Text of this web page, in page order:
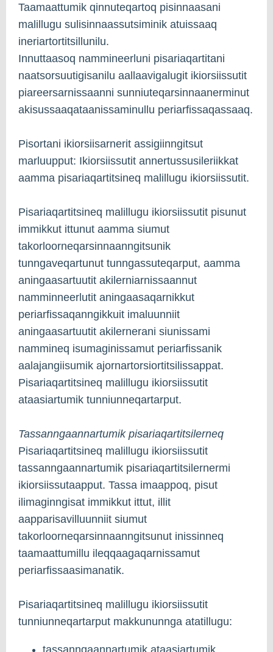
Taamaattumik qinnuteqartoq pisinnaasani
malillugu sulisinnaassutsiminik atuissaaq
ineriartortitsillunilu.
Innuttaasoq nammineerluni pisariaqartitani
naatsorsuutigisanilu aallaavigalugit ikiorsiissutit
piareersarnissaanni sunniuteqarsinnaanerminut
akisussaaqataanissaminullu periarfissaqassaaq.
Pisortani ikiorsiisarnerit assigiinngitsut
marluupput: Ikiorsiissutit annertussusileriikkat
aamma pisariaqartitsineq malillugu ikiorsiissutit.
Pisariaqartitsineq malillugu ikiorsiissutit pisunut
immikkut ittunut aamma siumut
takorloorneqarsinnaanngitsunik
tunngaveqartunut tunngassuteqarput, aamma
aningaasartuutit akilerniarnissaannut
namminneerlutit aningaasaqarnikkut
periarfissaqanngikkuit imaluunniit
aningaasartuutit akilernerani siunissami
nammineq isumaginissamut periarfissanik
aalajangiisumik ajornartorsiortitsilissappat.
Pisariaqartitsineq malillugu ikiorsiissutit
ataasiartumik tunniunneqartarput.
Tassanngaannartumik pisariaqartitsilerneq
Pisariaqartitsineq malillugu ikiorsiissutit
tassanngaannartumik pisariaqartitsilernermi
ikiorsiissutaapput. Tassa imaappoq, pisut
ilimaginngisat immikkut ittut, illit
aapparisavilluunniit siumut
takorloorneqarsinnaanngitsunut inissinneq
taamaattumillu ileqqaagaqarnissamut
periarfissaasimanatik.
Pisariaqartitsineq malillugu ikiorsiissutit
tunniunneqartarput makkununnga atatillugu:
tassanngaannartumik ataasiartumik